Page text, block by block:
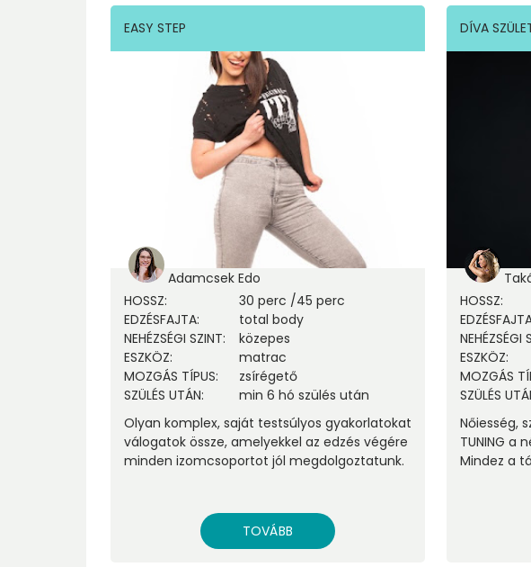
EASY STEP
Adamcsek Edo
HOSSZ: 30 perc /45 perc
EDZÉSFAJTA:
total body
NEHÉZSÉGI SZINT:
közepes
ESZKÖZ:
matrac
MOZGÁS TÍPUS:
zsírégető
SZÜLÉS UTÁN:
min 6 hó szülés után
Olyan komplex, saját testsúlyos gyakorlatokat
válogatok össze, amelyekkel az edzés végére
minden izomcsoportot jól megdolgoztatunk.
TOVÁBB
DÍVA
HOSSZ:
NEHÉZSÉGI
ESZKÖZ:
MOZGÁS
SZÜLÉS
Nőiesség,
TUNING a
Mindez a